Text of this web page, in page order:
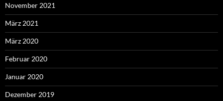
November 2021
März 2021
März 2020
Februar 2020
Januar 2020
Dezember 2019